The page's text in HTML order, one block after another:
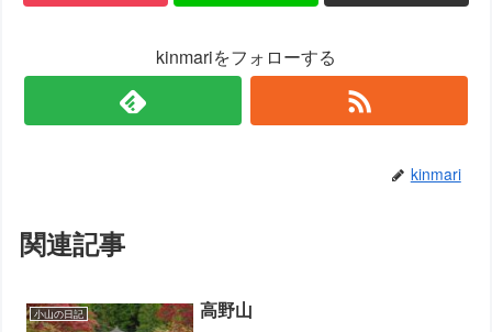
kinmariをフォローする
kinmari
関連記事
小山の日記 高野山